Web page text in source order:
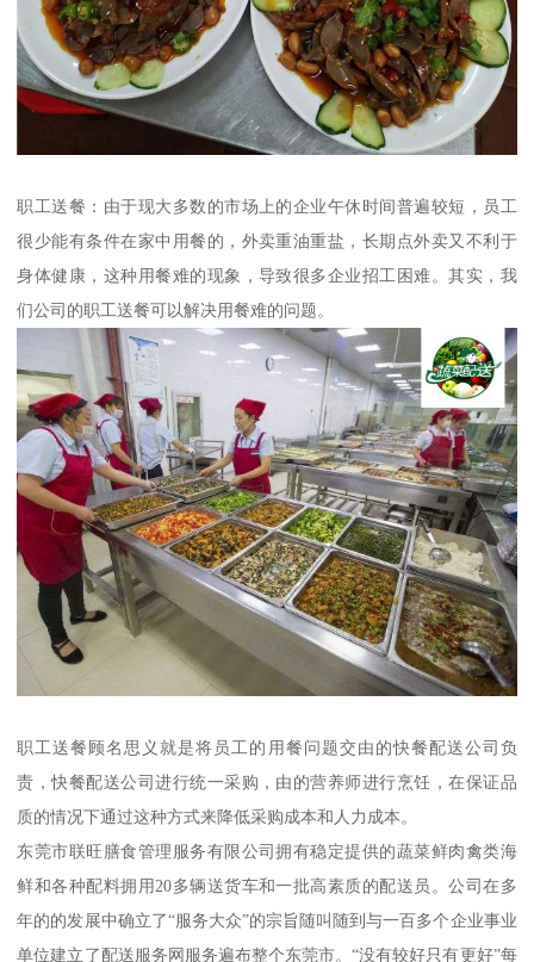
职工送餐：由于现大多数的市场上的企业午休时间普遍较短，员工
很少能有条件在家中用餐的，外卖重油重盐，长期点外卖又不利于
身体健康，这种用餐难的现象，导致很多企业招工困难。其实，我
们公司的职工送餐可以解决用餐难的问题。
职工送餐顾名思义就是将员工的用餐问题交由的快餐配送公司负
责，快餐配送公司进行统一采购，由的营养师进行烹饪，在保证品
质的情况下通过这种方式来降低采购成本和人力成本。
东莞市联旺膳食管理服务有限公司拥有稳定提供的蔬菜鲜肉禽类海
鲜和各种配料拥用20多辆送货车和一批高素质的配送员。公司在多
年的的发展中确立了“服务大众”的宗旨随叫随到与一百多个企业事业
单位建立了配送服务网服务遍布整个东莞市。“没有较好只有更好”每